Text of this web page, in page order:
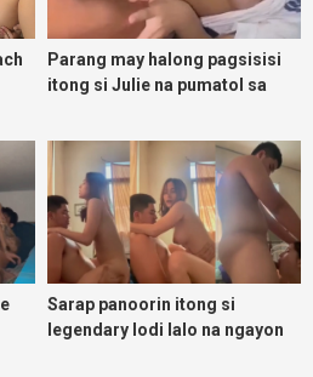
Parang may halong pagsisisi
itong si Julie na pumatol sa
Sarap panoorin itong si
legendary lodi lalo na ngayon